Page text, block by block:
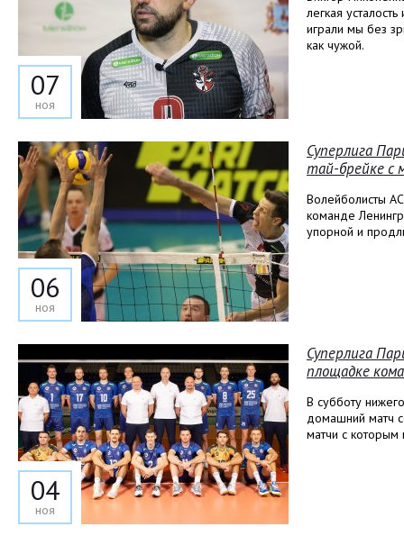
07
ноя
легкая
играли мы без
как чужой.
06
ноя
Суперлига
тай-брейке с
Волейболисты
команде
упорной и
04
ноя
Суперлига
площадке
В субботу
домашний матч
матчи с которым